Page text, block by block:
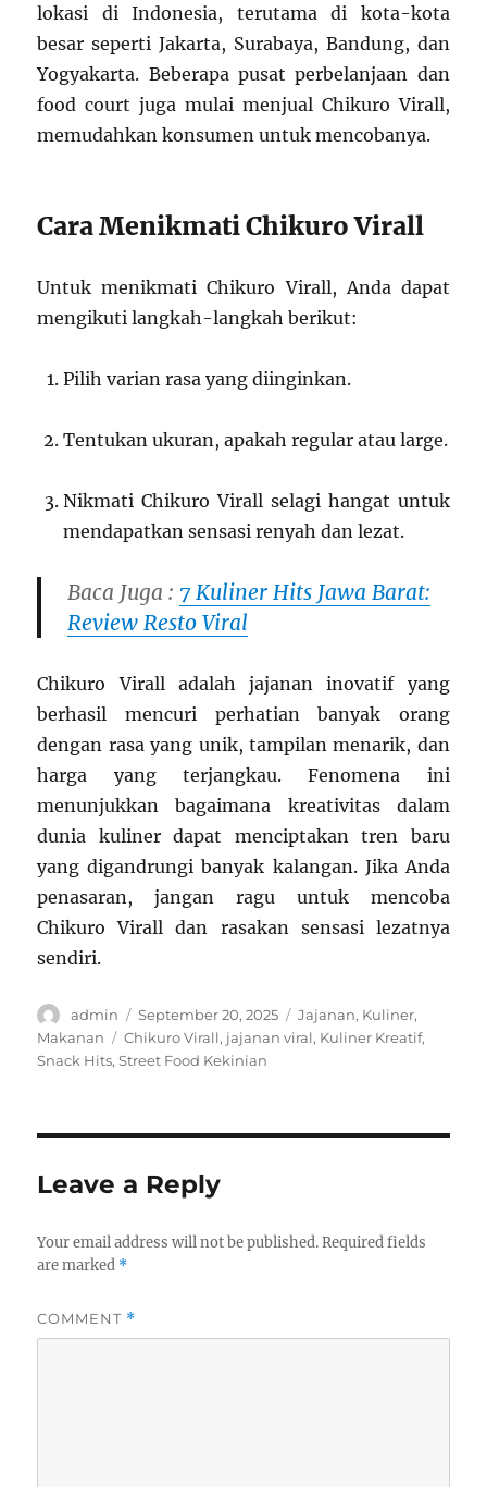
lokasi di Indonesia, terutama di kota-kota
besar seperti Jakarta, Surabaya, Bandung, dan
Yogyakarta. Beberapa pusat perbelanjaan dan
food court juga mulai menjual Chikuro Virall,
memudahkan konsumen untuk mencobanya.
Cara Menikmati Chikuro Virall
Untuk menikmati Chikuro Virall, Anda dapat
mengikuti langkah-langkah berikut:
Pilih varian rasa yang diinginkan.
Tentukan ukuran, apakah regular atau large.
Nikmati Chikuro Virall selagi hangat untuk
mendapatkan sensasi renyah dan lezat.
Baca Juga : 7 Kuliner Hits Jawa Barat:
Review Resto Viral
Chikuro Virall adalah jajanan inovatif yang
berhasil mencuri perhatian banyak orang
dengan rasa yang unik, tampilan menarik, dan
harga yang terjangkau. Fenomena ini
menunjukkan bagaimana kreativitas dalam
dunia kuliner dapat menciptakan tren baru
yang digandrungi banyak kalangan. Jika Anda
penasaran, jangan ragu untuk mencoba
Chikuro Virall dan rasakan sensasi lezatnya
sendiri.
Author
admin
Posted
on
September 20, 2025 Categories
Jajanan, Kuliner,
Makanan
Tags
Chikuro Virall, jajanan viral, Kuliner Kreatif,
Snack Hits,Street Food Kekinian
Leave a Reply
Your email address will not be published. Required fields
are marked *
COMMENT *